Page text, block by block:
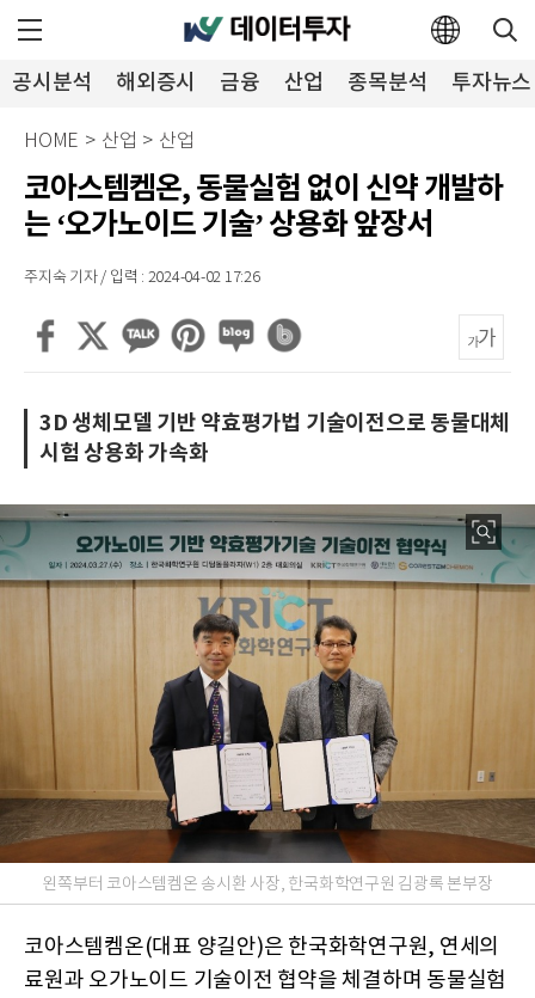
공시분석 해외증시 금융 산업 종목분석 투자뉴스
HOME > 산업 > 산업
코아스템켐온, 동물실험 없이 신약 개발하
는 ‘오가노이드 기술’ 상용화 앞장서
주지숙 기자 / 입력 : 2024-04-02 17:26
3D 생체모델 기반 약효평가법 기술이전으로 동물대체
시험 상용화 가속화
왼쪽부터 코아스템켐온 송시환 사장, 한국화학연구원 김광록 본부장
코아스템켐온(대표 양길안)은 한국화학연구원, 연세의
료원과 오가노이드 기술이전 협약을 체결하며 동물실험